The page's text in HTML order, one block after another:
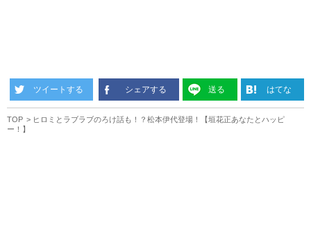
ツイートする シェアする 送る はてな
TOP
ヒロミとラブラブのろけ話も！？松本伊代登場！【垣花正あなたとハッピ
ー！】